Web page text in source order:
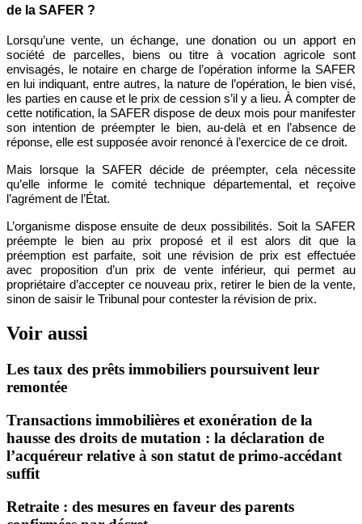
de la SAFER ?
Lorsqu’une vente, un échange, une donation ou un apport en
société de parcelles, biens ou titre à vocation agricole sont
envisagés, le notaire en charge de l’opération informe la SAFER
en lui indiquant, entre autres, la nature de l’opération, le bien visé,
les parties en cause et le prix de cession s’il y a lieu. À compter de
cette notification, la SAFER dispose de deux mois pour manifester
son intention de préempter le bien, au-delà et en l’absence de
réponse, elle est supposée avoir renoncé à l’exercice de ce droit.
Mais lorsque la SAFER décide de préempter, cela nécessite
qu’elle informe le comité technique départemental, et reçoive
l’agrément de l’État.
L’organisme dispose ensuite de deux possibilités. Soit la SAFER
préempte le bien au prix proposé et il est alors dit que la
préemption est parfaite, soit une révision de prix est effectuée
avec proposition d’un prix de vente inférieur, qui permet au
propriétaire d’accepter ce nouveau prix, retirer le bien de la vente,
sinon de saisir le Tribunal pour contester la révision de prix.
Voir aussi
Les taux des prêts immobiliers poursuivent leur
remontée
Transactions immobilières et exonération de la
hausse des droits de mutation : la déclaration de
l’acquéreur relative à son statut de primo-accédant
suffit
Retraite : des mesures en faveur des parents